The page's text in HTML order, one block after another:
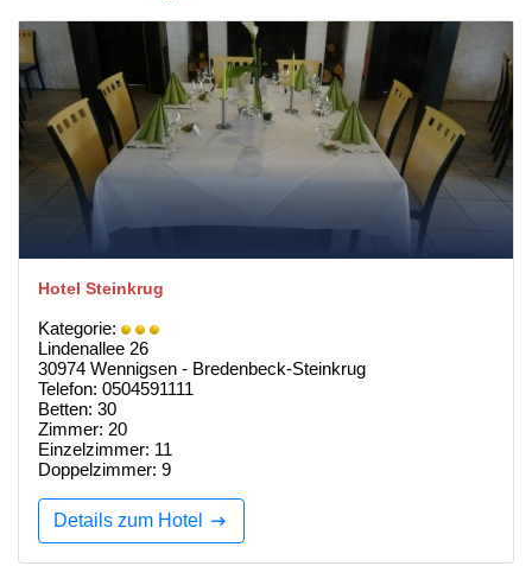
Hotel Steinkrug
Kategorie:
Lindenallee 26
30974 Wennigsen - Bredenbeck-Steinkrug
Telefon: 0504591111
Betten: 30
Zimmer: 20
Einzelzimmer: 11
Doppelzimmer: 9
Details zum Hotel